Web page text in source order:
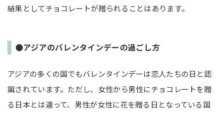
結果としてチョコレートが贈られることはあります。
●アジアのバレンタインデーの過ごし方
アジアの多くの国でもバレンタインデーは恋人たちの日と認
識されています。ただし、女性から男性にチョコレートを贈
る日本とは違って、男性が女性に花を贈る日となっている国